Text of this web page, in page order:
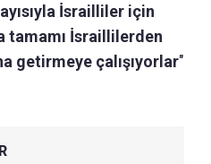
İsrailliler için
tamamı İsraillilerden
getirmeye çalışıyorlar"